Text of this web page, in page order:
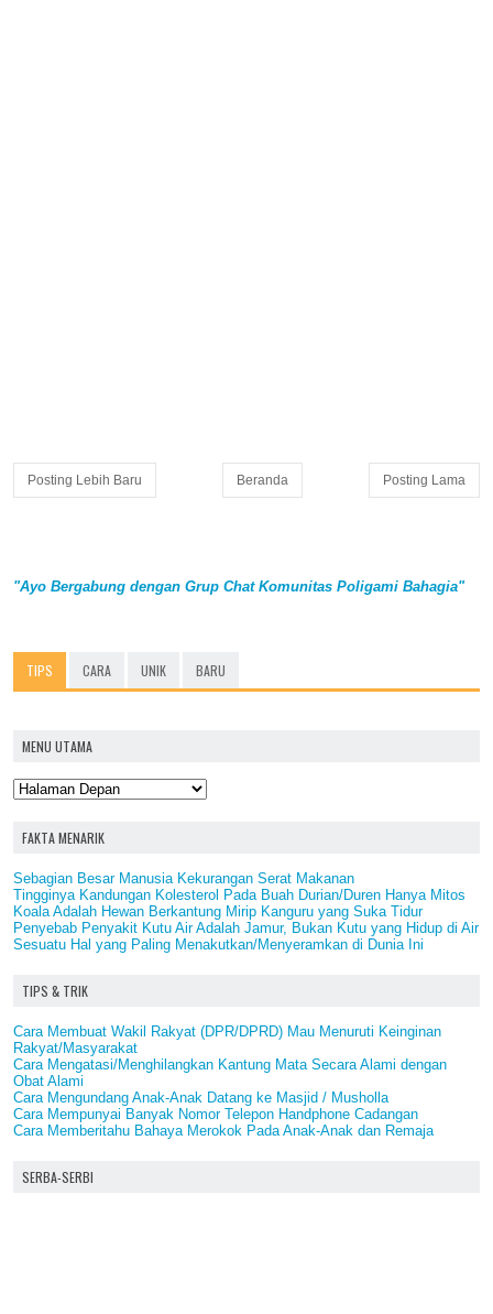
Posting Lebih Baru Posting Lama
Beranda
"Ayo Bergabung dengan Grup Chat Komunitas Poligami Bahagia"
TIPS CARA UNIK BARU
MENU UTAMA
FAKTA MENARIK
Sebagian Besar Manusia Kekurangan Serat Makanan
Tingginya Kandungan Kolesterol Pada Buah Durian/Duren Hanya Mitos
Koala Adalah Hewan Berkantung Mirip Kanguru yang Suka Tidur
Penyebab Penyakit Kutu Air Adalah Jamur, Bukan Kutu yang Hidup di Air
Sesuatu Hal yang Paling Menakutkan/Menyeramkan di Dunia Ini
TIPS & TRIK
Cara Membuat Wakil Rakyat (DPR/DPRD) Mau Menuruti Keinginan
Rakyat/Masyarakat
Cara Mengatasi/Menghilangkan Kantung Mata Secara Alami dengan
Obat Alami
Cara Mengundang Anak-Anak Datang ke Masjid / Musholla
Cara Mempunyai Banyak Nomor Telepon Handphone Cadangan
Cara Memberitahu Bahaya Merokok Pada Anak-Anak dan Remaja
SERBA-SERBI